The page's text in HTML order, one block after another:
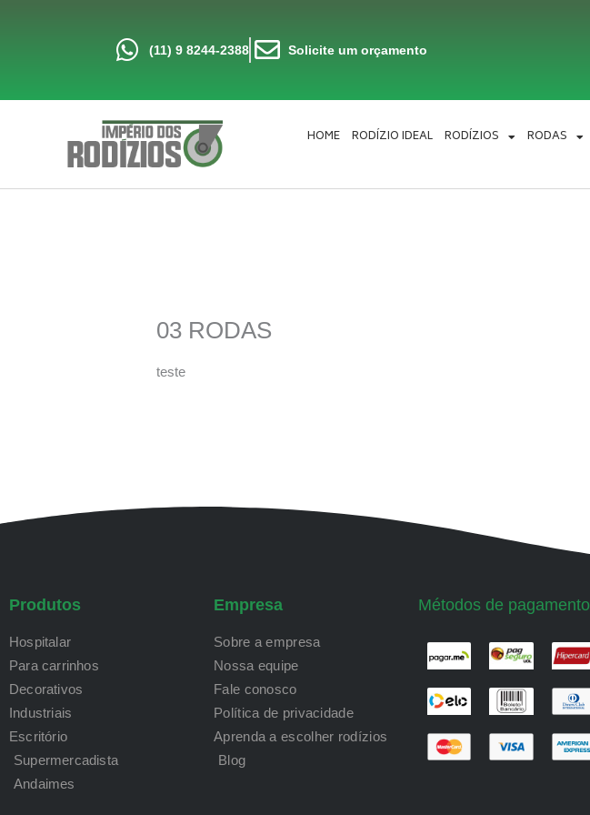
(11) 9 8244-2388 Solicite um orçamento
HOME RODÍZIO IDEAL RODÍZIOS RODAS
03 RODAS
teste
Produtos
Hospitalar
Para carrinhos
Decorativos
Industriais
Escritório
Supermercadista
Andaimes
Empresa
Sobre a empresa
Nossa equipe
Fale conosco
Política de privacidade
Aprenda a escolher rodízios
Blog
Métodos de pagamento